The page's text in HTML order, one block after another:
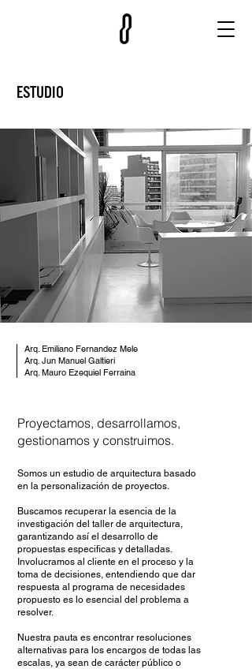
ESTUDIO
Arq. Emiliano Fernandez Mele
Arq. Jun Manuel Galtieri
Arq. Mauro Ezequiel Ferraina
Proyectamos, desarrollamos,
gestionamos y construimos.
Somos un estudio de arquitectura basado
en la personalización de proyectos.
Buscamos recuperar la esencia de la
investigación del taller de arquitectura,
garantizando así el desarrollo de
propuestas especificas y detalladas.
Involucramos al cliente en el proceso y la
toma de decisiones, entendiendo que dar
respuesta al programa de necesidades
propuesto es lo esencial del problema a
resolver.
Nuestra pauta es encontrar resoluciones
alternativas para los encargos de todas las
escalas, ya sean de carácter público o